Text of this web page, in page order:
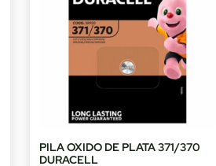
PILA OXIDO DE PLATA 371/370
DURACELL